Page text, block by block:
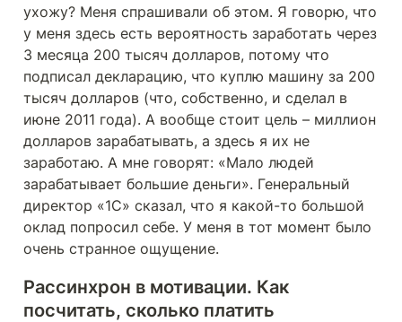
ухожу? Меня спрашивали об этом. Я говорю, что
у меня здесь есть вероятность заработать через
3 месяца 200 тысяч долларов, потому что
подписал декларацию, что куплю машину за 200
тысяч долларов (что, собственно, и сделал в
июне 2011 года). А вообще стоит цель – миллион
долларов зарабатывать, а здесь я их не
заработаю. А мне говорят: «Мало людей
зарабатывает большие деньги». Генеральный
директор «1С» сказал, что я какой-то большой
оклад попросил себе. У меня в тот момент было
очень странное ощущение.
Рассинхрон в мотивации. Как
посчитать, сколько платить